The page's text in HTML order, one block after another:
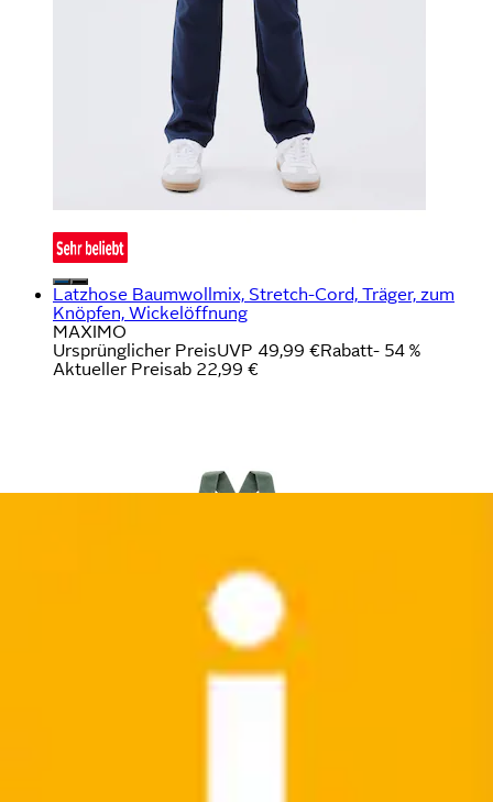
Latzhose Baumwollmix, Stretch-Cord, Träger, zum
Knöpfen, Wickelöffnung
MAXIMO
Ursprünglicher PreisUVP 49,99 €Rabatt- 54 %
Aktueller Preisab 22,99 €